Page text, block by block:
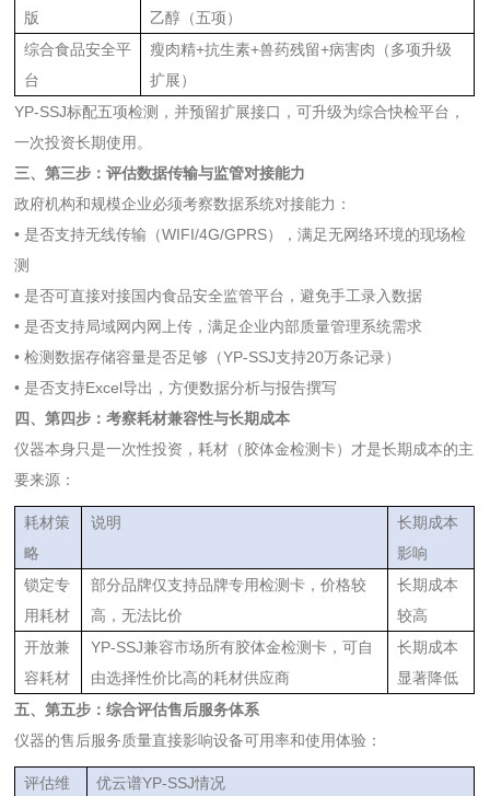
版
乙醇（五项）
综合食品安全平
台
瘦肉精+抗生素+兽药残留+病害肉（多项升级
扩展）
YP-SSJ标配五项检测，并预留扩展接口，可升级为综合快检平台，
一次投资长期使用。
三、第三步：评估数据传输与监管对接能力
政府机构和规模企业必须考察数据系统对接能力：
• 是否支持无线传输（WIFI/4G/GPRS），满足无网络环境的现场检
测
• 是否可直接对接国内食品安全监管平台，避免手工录入数据
• 是否支持局域网内网上传，满足企业内部质量管理系统需求
• 检测数据存储容量是否足够（YP-SSJ支持20万条记录）
• 是否支持Excel导出，方便数据分析与报告撰写
四、第四步：考察耗材兼容性与长期成本
仪器本身只是一次性投资，耗材（胶体金检测卡）才是长期成本的主
要来源：
耗材策
略
说明
长期成本
影响
锁定专
用耗材
部分品牌仅支持品牌专用检测卡，价格较
高，无法比价
长期成本
较高
开放兼
容耗材
YP-SSJ兼容市场所有胶体金检测卡，可自
由选择性价比高的耗材供应商
长期成本
显著降低
五、第五步：综合评估售后服务体系
仪器的售后服务质量直接影响设备可用率和使用体验：
评估维
优云谱YP-SSJ情况